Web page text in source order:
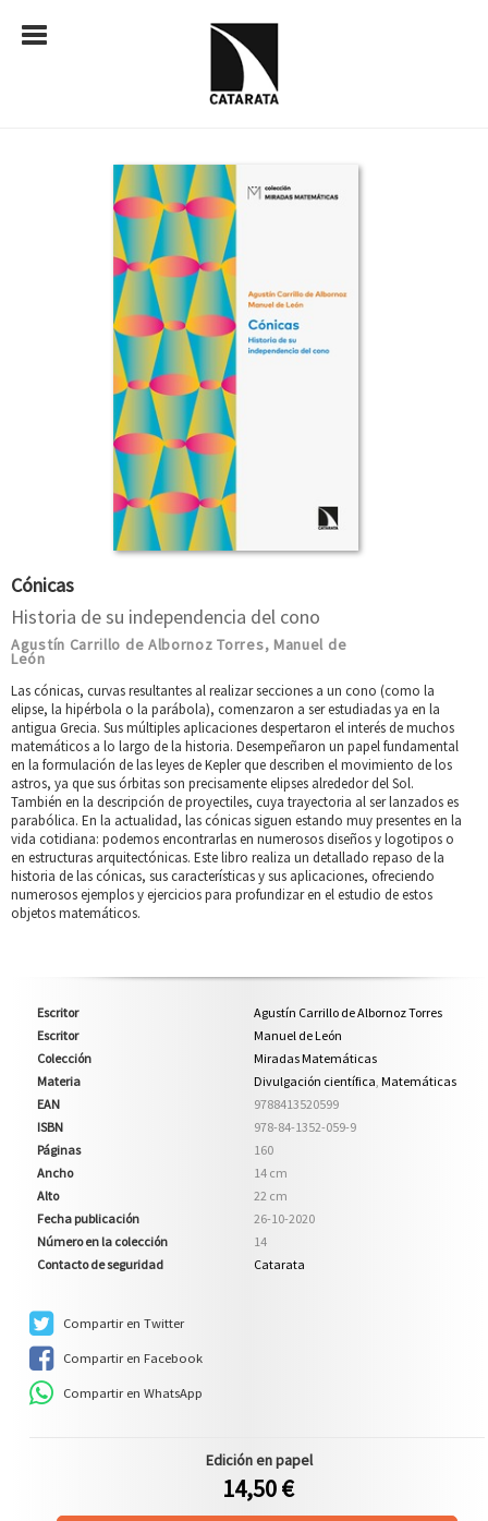
Cónicas
Historia de su independencia del cono
Agustín Carrillo de Albornoz Torres, Manuel de
León
Las cónicas, curvas resultantes al realizar secciones a un cono (como la
elipse, la hipérbola o la parábola), comenzaron a ser estudiadas ya en la
antigua Grecia. Sus múltiples aplicaciones despertaron el interés de muchos
matemáticos a lo largo de la historia. Desempeñaron un papel fundamental
en la formulación de las leyes de Kepler que describen el movimiento de los
astros, ya que sus órbitas son precisamente elipses alrededor del Sol.
También en la descripción de proyectiles, cuya trayectoria al ser lanzados es
parabólica. En la actualidad, las cónicas siguen estando muy presentes en la
vida cotidiana: podemos encontrarlas en numerosos diseños y logotipos o
en estructuras arquitectónicas. Este libro realiza un detallado repaso de la
historia de las cónicas, sus características y sus aplicaciones, ofreciendo
numerosos ejemplos y ejercicios para profundizar en el estudio de estos
objetos matemáticos.
Escritor
Agustín Carrillo de Albornoz Torres
Escritor
Manuel de León
Colección
Miradas Matemáticas
Materia
Divulgación científica Matemáticas
EAN
9788413520599
ISBN
978-84-1352-059-9
Páginas
160
Ancho
14 cm
Alto
22 cm
Fecha publicación
26-10-2020
Número en la colección
14
Contacto de seguridad
Catarata
Compartir en Twitter
Compartir en Facebook
Compartir en WhatsApp
Edición en papel
14,50 €